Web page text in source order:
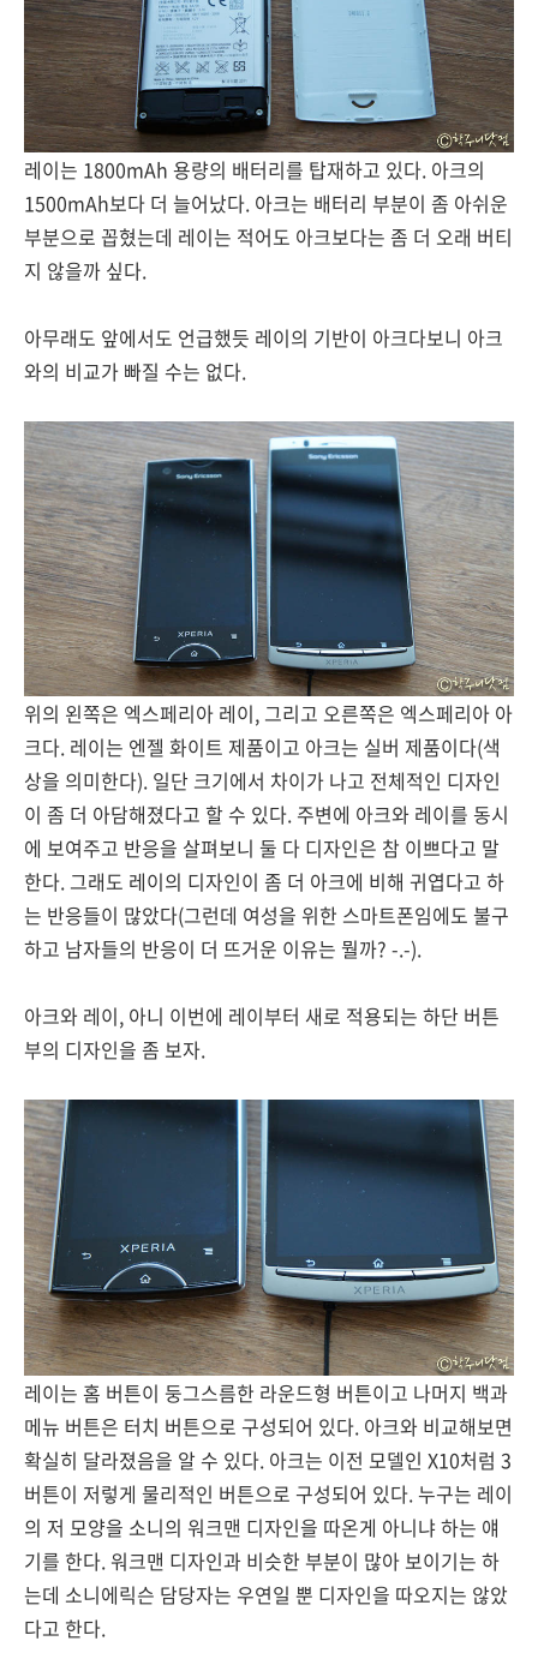
레이는 1800mAh 용량의 배터리를 탑재하고 있다. 아크의
1500mAh보다 더 늘어났다. 아크는 배터리 부분이 좀 아쉬운
부분으로 꼽혔는데 레이는 적어도 아크보다는 좀 더 오래 버티
지 않을까 싶다.
아무래도 앞에서도 언급했듯 레이의 기반이 아크다보니 아크
와의 비교가 빠질 수는 없다.
위의 왼쪽은 엑스페리아 레이, 그리고 오른쪽은 엑스페리아 아
크다. 레이는 엔젤 화이트 제품이고 아크는 실버 제품이다(색
상을 의미한다). 일단 크기에서 차이가 나고 전체적인 디자인
이 좀 더 아담해졌다고 할 수 있다. 주변에 아크와 레이를 동시
에 보여주고 반응을 살펴보니 둘 다 디자인은 참 이쁘다고 말
한다. 그래도 레이의 디자인이 좀 더 아크에 비해 귀엽다고 하
는 반응들이 많았다(그런데 여성을 위한 스마트폰임에도 불구
하고 남자들의 반응이 더 뜨거운 이유는 뭘까? -.-).
아크와 레이, 아니 이번에 레이부터 새로 적용되는 하단 버튼
부의 디자인을 좀 보자.
레이는 홈 버튼이 둥그스름한 라운드형 버튼이고 나머지 백과
메뉴 버튼은 터치 버튼으로 구성되어 있다. 아크와 비교해보면
확실히 달라졌음을 알 수 있다. 아크는 이전 모델인 X10처럼 3
버튼이 저렇게 물리적인 버튼으로 구성되어 있다. 누구는 레이
의 저 모양을 소니의 워크맨 디자인을 따온게 아니냐 하는 얘
기를 한다. 워크맨 디자인과 비슷한 부분이 많아 보이기는 하
는데 소니에릭슨 담당자는 우연일 뿐 디자인을 따오지는 않았
다고 한다.